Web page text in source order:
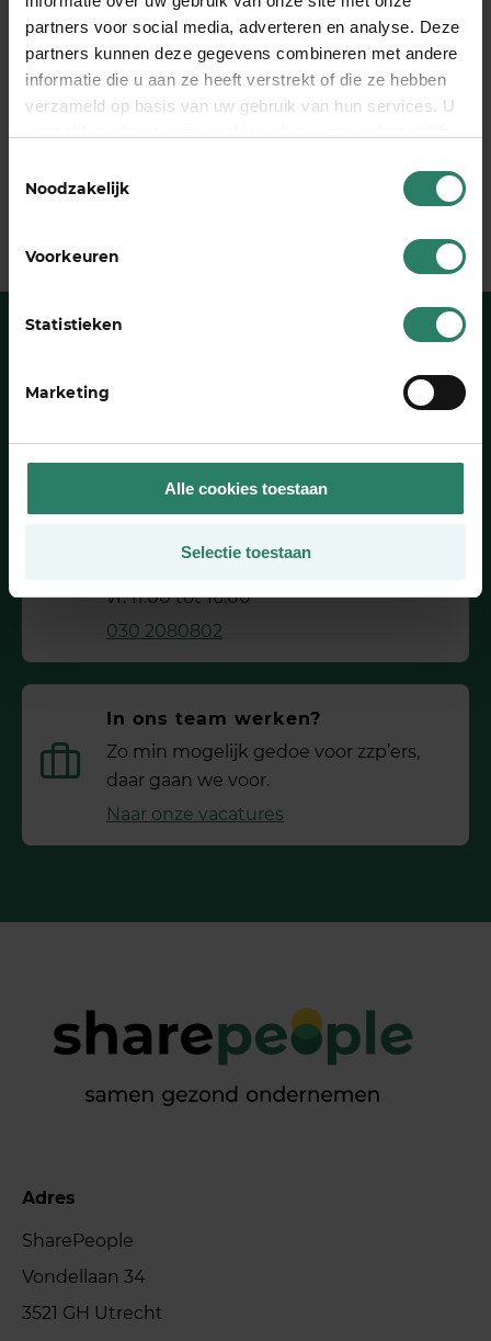
partners voor social media, adverteren en analyse. Deze
partners kunnen deze gegevens combineren met andere
informatie die u aan ze heeft verstrekt of die ze hebben
verzameld op basis van uw gebruik van hun services. U
Noodzakelijk
Voorkeuren
Statistieken
Marketing
Alle cookies toestaan
Selectie toestaan
populair
Deel dit stuk
Naar onze FAQ’s
vr. 11:00 tot 16:00
030 2080802
In ons team werken?
Zo min mogelijk gedoe voor ­zzp’ers,
daar gaan we voor.
Naar onze vacatures
Adres
SharePeople
Vondellaan 34
3521 GH Utrecht